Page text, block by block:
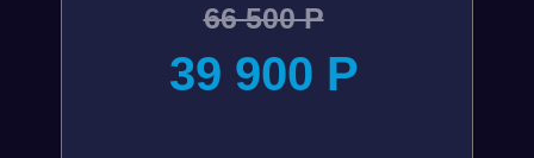
66 500 Р
39 900 Р